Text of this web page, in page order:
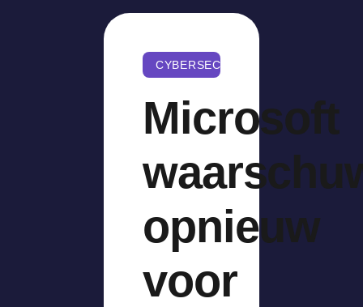
CYBERSECURITY
Microsoft
opnieuw
voor